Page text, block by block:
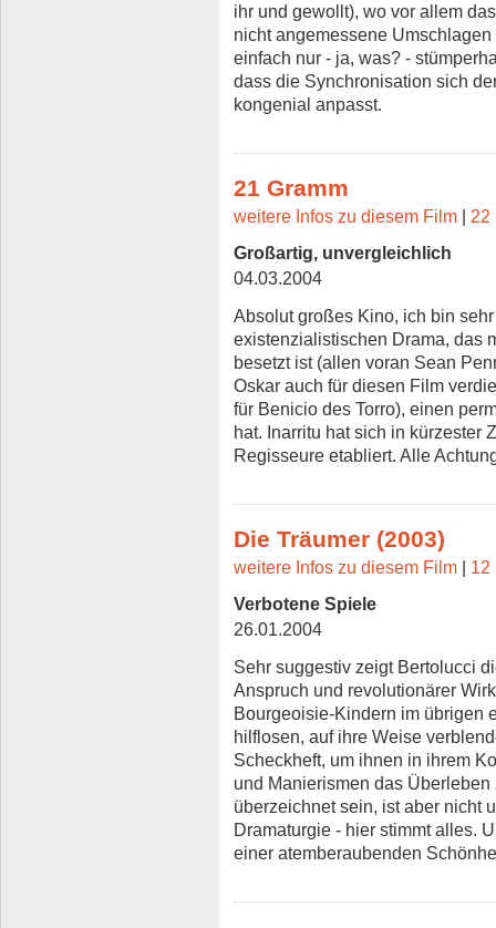
ihr und gewollt), wo vor allem
nicht angemessene
einfach nur - ja, was? -
dass die Synchronisation sich
kongenial anpasst.
21 Gramm
weitere Infos zu diesem Film | 22
Großartig, unvergleichlich
04.03.2004
Absolut großes Kino, ich bin
existenzialistischen Drama, das
besetzt ist (allen voran Sean
Oskar auch für diesen Film
für Benicio des Torro), einen
hat. Inarritu hat sich in kürzester
Regisseure etabliert. Alle
Die Träumer (2003)
weitere Infos zu diesem Film | 12
Verbotene Spiele
26.01.2004
Sehr suggestiv zeigt Bertolucci
Anspruch und revolutionärer
Bourgeoisie-Kindern im übrigen
hilflosen, auf ihre Weise
Scheckheft, um ihnen in ihrem
und Manierismen das
überzeichnet sein, ist aber nicht
Dramaturgie - hier stimmt alles.
einer atemberaubenden